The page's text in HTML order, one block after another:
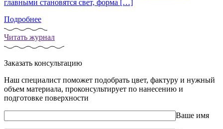
главными становятся свет, форма […]
Подробнее
Читать журнал
Заказать консультацию
Наш специалист поможет подобрать цвет, фактуру и нужный
объем материала, проконсультирует по нанесению и
подготовке поверхности
Ваше имя